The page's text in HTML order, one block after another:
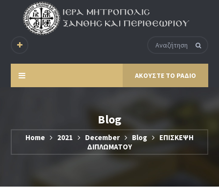
ΑΚΟΥΣΤΕ ΤΟ ΡΑΔΙΟ
Blog
Home 2021 December Blog
ΕΠΙΣΚΕΨΗ
ΔΙΠΛΩΜΑΤΟΥ